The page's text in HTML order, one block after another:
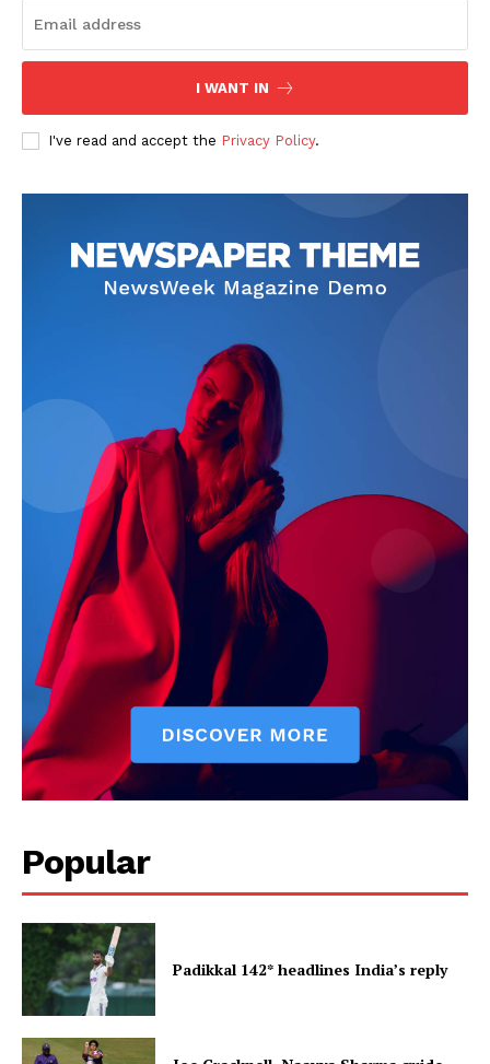
I WANT IN
I've read and accept the Privacy Policy.
Popular
Padikkal 142* headlines India’s reply